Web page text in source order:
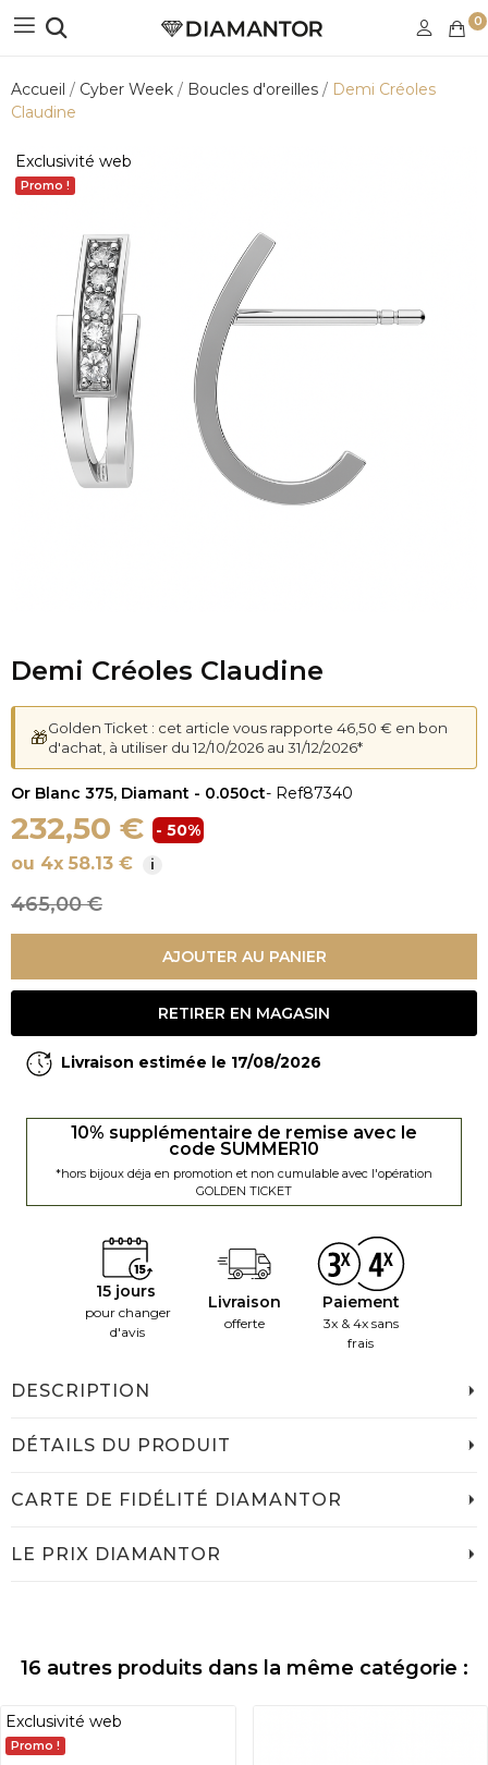
0
Accueil Cyber Week Boucles d'oreilles
Demi Créoles
Claudine
Exclusivité web
Promo !
Demi Créoles Claudine
🎁Golden Ticket : cet article vous rapporte 46,50 € en bon
d'achat, à utiliser du 12/10/2026 au 31/12/2026*
Or Blanc 375, Diamant - 0.050ct- Ref87340
232,50 € - 50%
ou 4x 58.13 € i
465,00 €
AJOUTER AU PANIER
RETIRER EN MAGASIN
Livraison estimée le 17/08/2026
10% supplémentaire de remise avec le
code SUMMER10
*hors bijoux déja en promotion et non cumulable avec l'opération
GOLDEN TICKET
15 jours
pour changer
d'avis
Livraison
offerte
Paiement
3x & 4x sans
frais
DESCRIPTION
DÉTAILS DU PRODUIT
CARTE DE FIDÉLITÉ DIAMANTOR
LE PRIX DIAMANTOR
16 autres produits dans la même catégorie :
Exclusivité web
Promo !